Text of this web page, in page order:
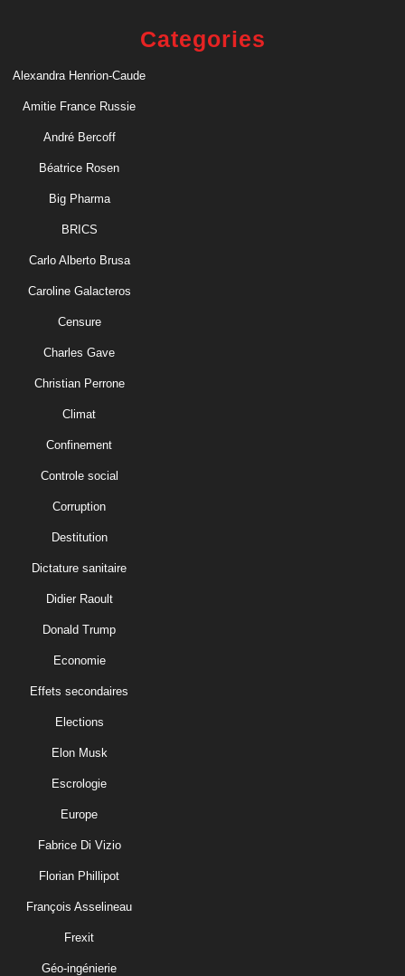
Categories
Alexandra Henrion-Caude
Amitie France Russie
André Bercoff
Béatrice Rosen
Big Pharma
BRICS
Carlo Alberto Brusa
Caroline Galacteros
Censure
Charles Gave
Christian Perrone
Climat
Confinement
Controle social
Corruption
Destitution
Dictature sanitaire
Didier Raoult
Donald Trump
Economie
Effets secondaires
Elections
Elon Musk
Escrologie
Europe
Fabrice Di Vizio
Florian Phillipot
François Asselineau
Frexit
Géo-ingénierie